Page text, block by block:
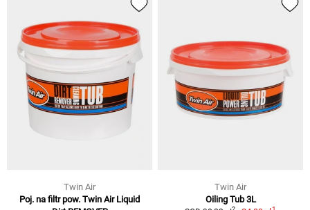
Twin Air
Poj. na filtr pow. Twin Air Liquid
Twin Air
Oiling Tub 3L